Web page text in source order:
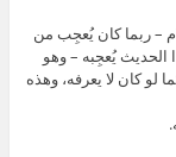
– ربما كان يُعجِب من
الحديث يُعجِبه – وهو
لو كان لا يعرفه، وهذه